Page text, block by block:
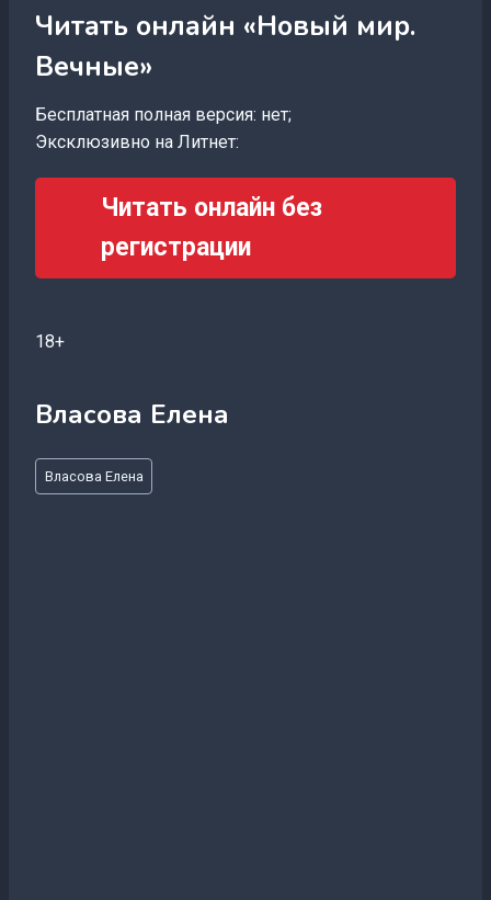
Читать онлайн «Новый мир.
Вечные»
Бесплатная полная версия: нет;
Эксклюзивно на Литнет:
Читать онлайн без
регистрации
18+
Власова Елена
Метки
записи:
Власова Елена